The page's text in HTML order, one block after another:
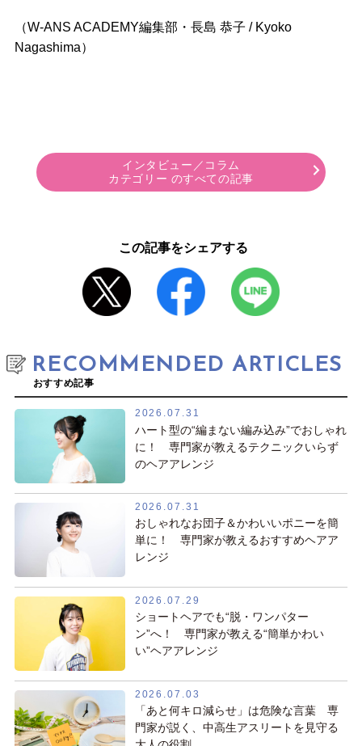
（W-ANS ACADEMY編集部・長島 恭子 / Kyoko
Nagashima）
インタビュー／コラム
カテゴリー のすべての記事
この記事をシェアする
RECOMMENDED ARTICLES
おすすめ記事
2026.07.31
ハート型の“編まない編み込み”でおしゃれ
に！ 専門家が教えるテクニックいらず
のヘアアレンジ
2026.07.31
おしゃれなお団子＆かわいいポニーを簡
単に！ 専門家が教えるおすすめヘアア
レンジ
2026.07.29
ショートヘアでも“脱・ワンパター
ン”へ！ 専門家が教える“簡単かわい
い”ヘアアレンジ
2026.07.03
「あと何キロ減らせ」は危険な言葉 専
門家が説く、中高生アスリートを見守る